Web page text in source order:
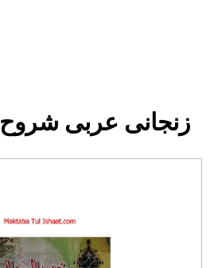
Category: زنجانی عربی شروح